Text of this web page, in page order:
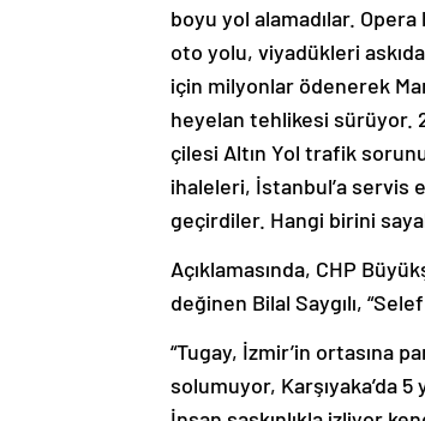
boyu yol alamadılar.
oto yolu, viyadükleri
için milyonlar ödenerek
heyelan tehlikesi sürüyor.
çilesi Altın Yol trafik
ihaleleri, İstanbul’a servis
geçirdiler. Hangi birini
Açıklamasında, CHP
değinen Bilal Saygılı,
“Tugay, İzmir’in ortasına
solumuyor, Karşıyaka’da 5